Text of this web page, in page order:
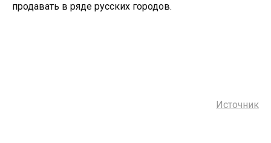
продавать в ряде русских городов.
Источник